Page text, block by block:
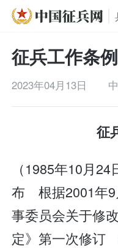
征兵工作条例
2023年04月13日
征
（1985年10月
布 根据2001年9
事委员会关于修
定》第一次修订